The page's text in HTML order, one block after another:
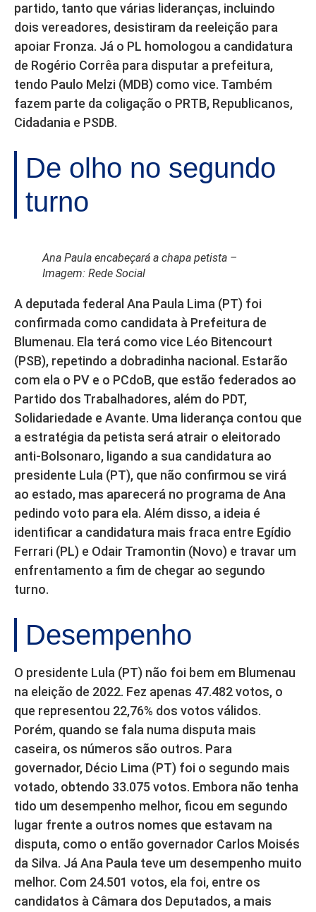
partido, tanto que várias lideranças, incluindo
dois vereadores, desistiram da reeleição para
apoiar Fronza. Já o PL homologou a candidatura
de Rogério Corrêa para disputar a prefeitura,
tendo Paulo Melzi (MDB) como vice. Também
fazem parte da coligação o PRTB, Republicanos,
Cidadania e PSDB.
De olho no segundo
turno
Ana Paula encabeçará a chapa petista –
Imagem: Rede Social
A deputada federal Ana Paula Lima (PT) foi
confirmada como candidata à Prefeitura de
Blumenau. Ela terá como vice Léo Bitencourt
(PSB), repetindo a dobradinha nacional. Estarão
com ela o PV e o PCdoB, que estão federados ao
Partido dos Trabalhadores, além do PDT,
Solidariedade e Avante. Uma liderança contou que
a estratégia da petista será atrair o eleitorado
anti-Bolsonaro, ligando a sua candidatura ao
presidente Lula (PT), que não confirmou se virá
ao estado, mas aparecerá no programa de Ana
pedindo voto para ela. Além disso, a ideia é
identificar a candidatura mais fraca entre Egídio
Ferrari (PL) e Odair Tramontin (Novo) e travar um
enfrentamento a fim de chegar ao segundo
turno.
Desempenho
O presidente Lula (PT) não foi bem em Blumenau
na eleição de 2022. Fez apenas 47.482 votos, o
que representou 22,76% dos votos válidos.
Porém, quando se fala numa disputa mais
caseira, os números são outros. Para
governador, Décio Lima (PT) foi o segundo mais
votado, obtendo 33.075 votos. Embora não tenha
tido um desempenho melhor, ficou em segundo
lugar frente a outros nomes que estavam na
disputa, como o então governador Carlos Moisés
da Silva. Já Ana Paula teve um desempenho muito
melhor. Com 24.501 votos, ela foi, entre os
candidatos à Câmara dos Deputados, a mais